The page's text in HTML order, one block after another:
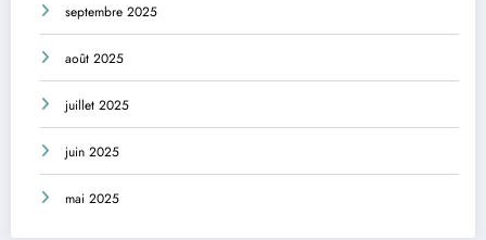
septembre 2025
août 2025
juillet 2025
juin 2025
mai 2025